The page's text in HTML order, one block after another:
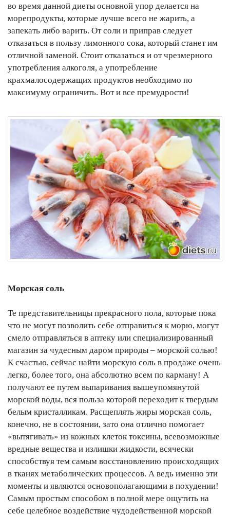
во время данной диеты основной упор делается на
морепродукты, которые лучше всего не жарить, а
запекать либо варить. От соли и приправ следует
отказаться в пользу лимонного сока, который станет им
отличной заменой. Стоит отказаться и от чрезмерного
употребления алкоголя, а употребление
крахмалосодержащих продуктов необходимо по
максимуму ограничить. Вот и все премудрости!
Морская соль
Те представительницы прекрасного пола, которые пока
что не могут позволить себе отправиться к морю, могут
смело отправляться в аптеку или специализированный
магазин за чудесным даром природы – морской солью!
К счастью, сейчас найти морскую соль в продаже очень
легко, более того, она абсолютно всем по карману! А
получают ее путем выпаривания вышеупомянутой
морской воды, вся польза которой переходит к твердым
белым кристалликам. Расщеплять жиры морская соль,
конечно, не в состоянии, зато она отлично помогает
«вытягивать» из кожных клеток токсины, всевозможные
вредные вещества и излишки жидкости, всячески
способствуя тем самым восстановлению происходящих
в тканях метаболических процессов. А ведь именно эти
моменты и являются основополагающими в похудении!
Самым простым способом в полной мере ощутить на
себе целебное воздействие чудодейственной морской